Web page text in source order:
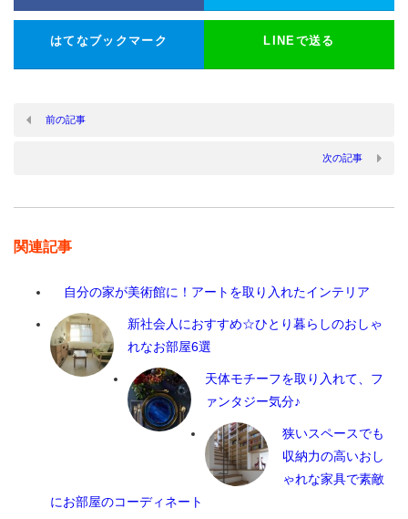
はてなブックマーク LINEで送る
前の記事
次の記事
関連記事
自分の家が美術館に！アートを取り入れたインテリア
新社会人におすすめ☆ひとり暮らしのおしゃ
れなお部屋6選
天体モチーフを取り入れて、フ
ァンタジー気分♪
狭いスペースでも
収納力の高いおし
ゃれな家具で素敵
にお部屋のコーディネート